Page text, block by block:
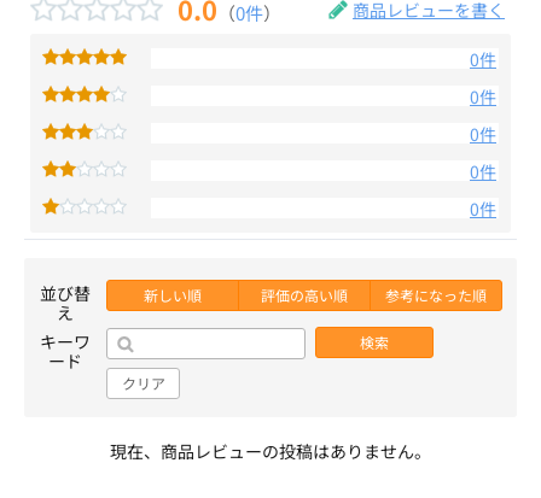
0.0 （0件） 商品レビューを書く
0件
0件
0件
0件
0件
並び替
え
新しい順 評価の高い順 参考になった順
キーワ
ード
検索
クリア
現在、商品レビューの投稿はありません。